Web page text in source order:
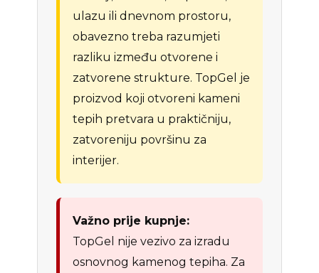
ulazu ili dnevnom prostoru,
obavezno treba razumjeti
razliku između otvorene i
zatvorene strukture. TopGel je
proizvod koji otvoreni kameni
tepih pretvara u praktičniju,
zatvoreniju površinu za
interijer.
Važno prije kupnje:
TopGel nije vezivo za izradu
osnovnog kamenog tepiha. Za